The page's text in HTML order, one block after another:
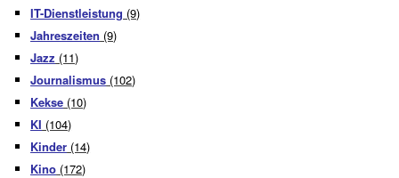
IT-Dienstleistung (9)
Jahreszeiten (9)
Jazz (11)
Journalismus (102)
Kekse (10)
KI (104)
Kinder (14)
Kino (172)